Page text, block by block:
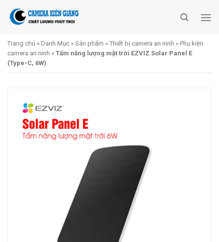
Trang chủ » Danh Mục » Sản phẩm » Thiết bị camera an ninh » Phụ kiện
camera an ninh » Tấm năng lượng mặt trời EZVIZ Solar Panel E
(Type-C, 6W)